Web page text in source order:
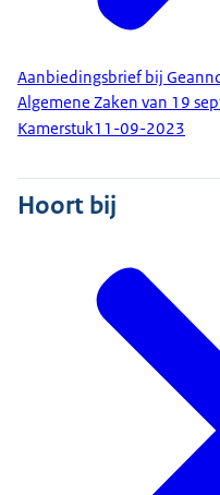
Aanbiedingsbrief bij
Algemene Zaken van 19
Kamerstuk11-09-2023
Hoort bij